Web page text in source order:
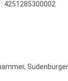
4251285300002